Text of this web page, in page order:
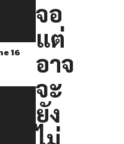
16
จอ
แต่
อาจ
จะ
ยัง
ไม่
Touch
ID
บน
iPhone
แล้ว
แต่
คาด
ว่า